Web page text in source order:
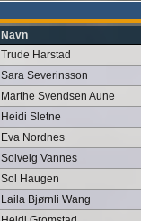
Navn
Trude Harstad
Sara Severinsson
Marthe Svendsen Aune
Heidi Sletne
Eva Nordnes
Solveig Vannes
Sol Haugen
Laila Bjørnli Wang